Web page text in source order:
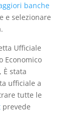
banche
e selezionare
Ufficiale
Economico
stata
ufficiale a
tutte le
prevede